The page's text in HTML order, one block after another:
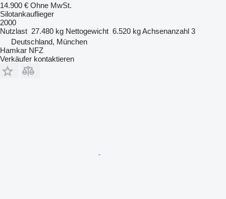
14.900 € Ohne MwSt.
Silotankauflieger
2000
Nutzlast 27.480 kg Nettogewicht 6.520 kgAchsenanzahl 3
Deutschland, München
Hamkar NFZ
Verkäufer kontaktieren